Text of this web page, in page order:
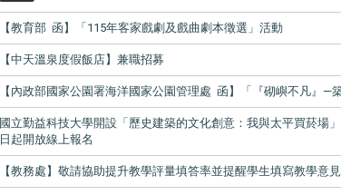
【教育部 函】「115年客家戲劇及戲曲劇本徵選」活動
【中天溫泉度假飯店】兼職招募
【內政部國家公園署海洋國家公園管理處 函】「『砌嶼不凡』—
國立勤益科技大學開設「歷史建築的文化創意：我與太平買菸場
日起開放線上報名
【教務處】敬請協助提升教學評量填答率並提醒學生填寫教學意